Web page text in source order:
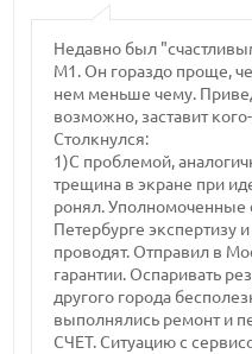
Недавно был
M1. Он гораздо проще,
нем меньше чему.
возможно, заставит
Столкнулся:
1)С проблемой,
трещина в экране при
ронял. Уполномоченные
Петербурге экспертизу
проводят. Отправил в
гарантии. Оспаривать
другого города
выполнялись ремонт и
СЧЕТ. Ситуацию с